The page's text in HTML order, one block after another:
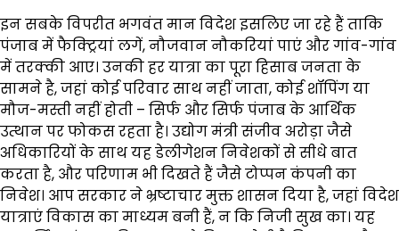
इन सबके विपरीत भगवंत मान विदेश इसलिए जा रहे हैं ताकि
पंजाब में फैक्ट्रियां लगें, नौजवान नौकरियां पाएं और गांव-गांव
में तरक्की आए। उनकी हर यात्रा का पूरा हिसाब जनता के
सामने है, जहां कोई परिवार साथ नहीं जाता, कोई शॉपिंग या
मौज-मस्ती नहीं होती – सिर्फ और सिर्फ पंजाब के आर्थिक
उत्थान पर फोकस रहता है। उद्योग मंत्री संजीव अरोड़ा जैसे
अधिकारियों के साथ यह डेलीगेशन निवेशकों से सीधे बात
करता है, और परिणाम भी दिखते हैं जैसे टोप्पन कंपनी का
निवेश। आप सरकार ने भ्रष्टाचार मुक्त शासन दिया है, जहां विदेश
यात्राएं विकास का माध्यम बनी हैं, न कि निजी सुख का। यह